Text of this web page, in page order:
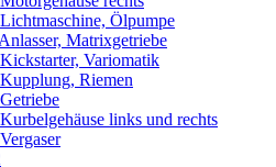
Ölpumpe
Matrixgetriebe
Variomatik
Riemen
links und rechts